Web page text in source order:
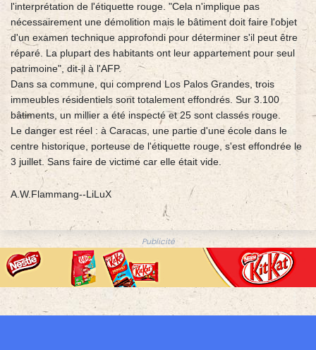
l'interprétation de l'étiquette rouge. "Cela n'implique pas
nécessairement une démolition mais le bâtiment doit faire l'objet
d'un examen technique approfondi pour déterminer s'il peut être
réparé. La plupart des habitants ont leur appartement pour seul
patrimoine", dit-il à l'AFP.
Dans sa commune, qui comprend Los Palos Grandes, trois
immeubles résidentiels sont totalement effondrés. Sur 3.100
bâtiments, un millier a été inspecté et 25 sont classés rouge.
Le danger est réel : à Caracas, une partie d'une école dans le
centre historique, porteuse de l'étiquette rouge, s'est effondrée le
3 juillet. Sans faire de victime car elle était vide.
A.W.Flammang--LiLuX
Publicité